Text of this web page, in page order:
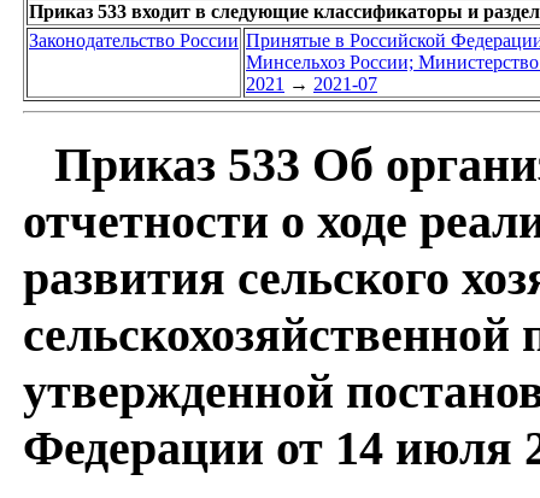
Приказ 533 входит в следующие классификаторы и
Законодательство России Принятые в Российской
Минсельхоз России;
2021 → 2021-07
Приказ 533 Об
отчетности о ходе
развития сельского
утвержденной
Федерации от 14 июля